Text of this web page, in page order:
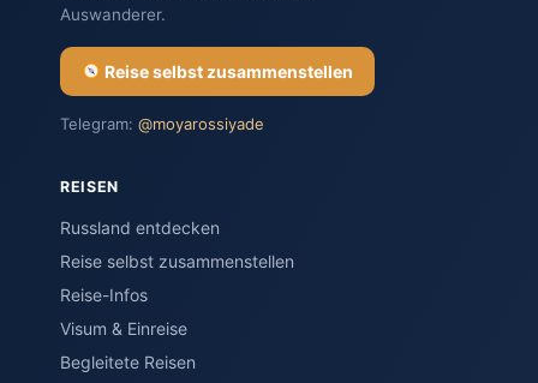
Auswanderer.
Reise selbst zusammenstellen
Telegram: @moyarossiyade
REISEN
Russland entdecken
Reise selbst zusammenstellen
Reise-Infos
Visum & Einreise
Begleitete Reisen